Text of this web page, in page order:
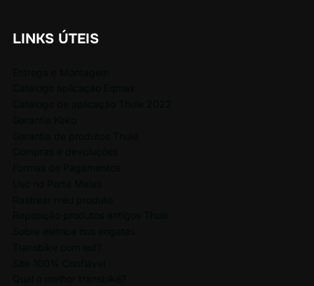
LINKS ÚTEIS